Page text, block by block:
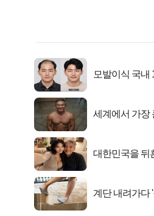
모발이식 국내
세계에서 가장
대한민국을 뒤
계단 내려가다